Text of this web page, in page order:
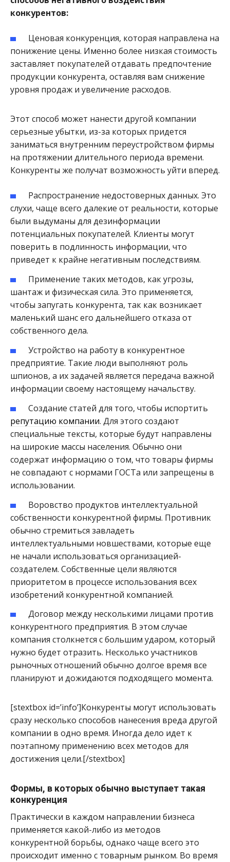
конкурентов:
Ценовая конкуренция, которая направлена на
понижение цены. Именно более низкая стоимость
заставляет покупателей отдавать предпочтение
продукции конкурента, оставляя вам снижение
уровня продаж и увеличение расходов.
Этот способ может нанести другой компании
серьезные убытки, из-за которых придется
заниматься внутренним переустройством фирмы
на протяжении длительного периода времени.
Конкуренты же получат возможность уйти вперед.
Распространение недостоверных данных. Это
слухи, чаще всего далекие от реальности, которые
были выдуманы для дезинформации
потенциальных покупателей. Клиенты могут
поверить в подлинность информации, что
приведет к крайне негативным последствиям.
Применение таких методов, как угрозы,
шантаж и физическая сила. Это применяется,
чтобы запугать конкурента, так как возникает
маленький шанс его дальнейшего отказа от
собственного дела.
Устройство на работу в конкурентное
предприятие. Такие люди выполняют роль
шпионов, а их задачей является передача важной
информации своему настоящему начальству.
Создание статей для того, чтобы испортить
репутацию компании. Для этого создают
специальные тексты, которые будут направлены
на широкие массы населения. Обычно они
содержат информацию о том, что товары фирмы
не совпадают с нормами ГОСТа или запрещены в
использовании.
Воровство продуктов интеллектуальной
собственности конкурентной фирмы. Противник
обычно стремиться завладеть
интеллектуальными новшествами, которые еще
не начали использоваться организацией-
создателем. Собственные цели являются
приоритетом в процессе использования всех
изобретений конкурентной компанией.
Договор между несколькими лицами против
конкурентного предприятия. В этом случае
компания столкнется с большим ударом, который
нужно будет отразить. Несколько участников
рыночных отношений обычно долгое время все
планируют и дожидаются подходящего момента.
[stextbox id=’info’]Конкуренты могут использовать
сразу несколько способов нанесения вреда другой
компании в одно время. Иногда дело идет к
поэтапному применению всех методов для
достижения цели.[/stextbox]
Формы, в которых обычно выступает такая
конкуренция
Практически в каждом направлении бизнеса
применяется какой-либо из методов
конкурентной борьбы, однако чаще всего это
происходит именно с товарным рынком. Во время